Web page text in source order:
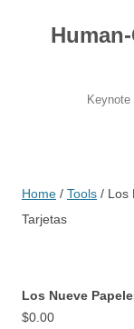
content
Home / Tools / Los
Tarjetas
Los Nueve
$0.00